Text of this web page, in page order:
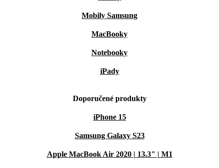
Mobily Samsung
MacBooky
Notebooky
iPady
Doporučené produkty
iPhone 15
Samsung Galaxy S23
Apple MacBook Air 2020 | 13.3" | M1